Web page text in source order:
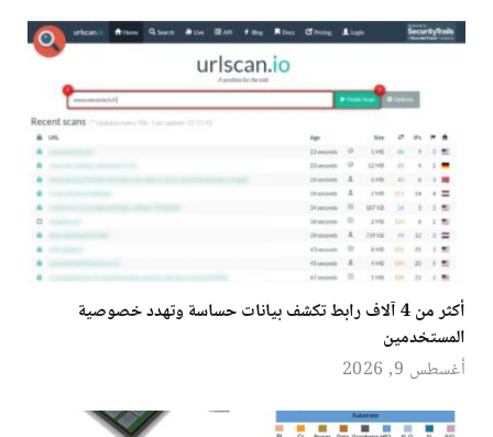
أكثر من 4 آلاف رابط تكشف بيانات حساسة وتهدد خصوصية
المستخدمين
أغسطس 9, 2026